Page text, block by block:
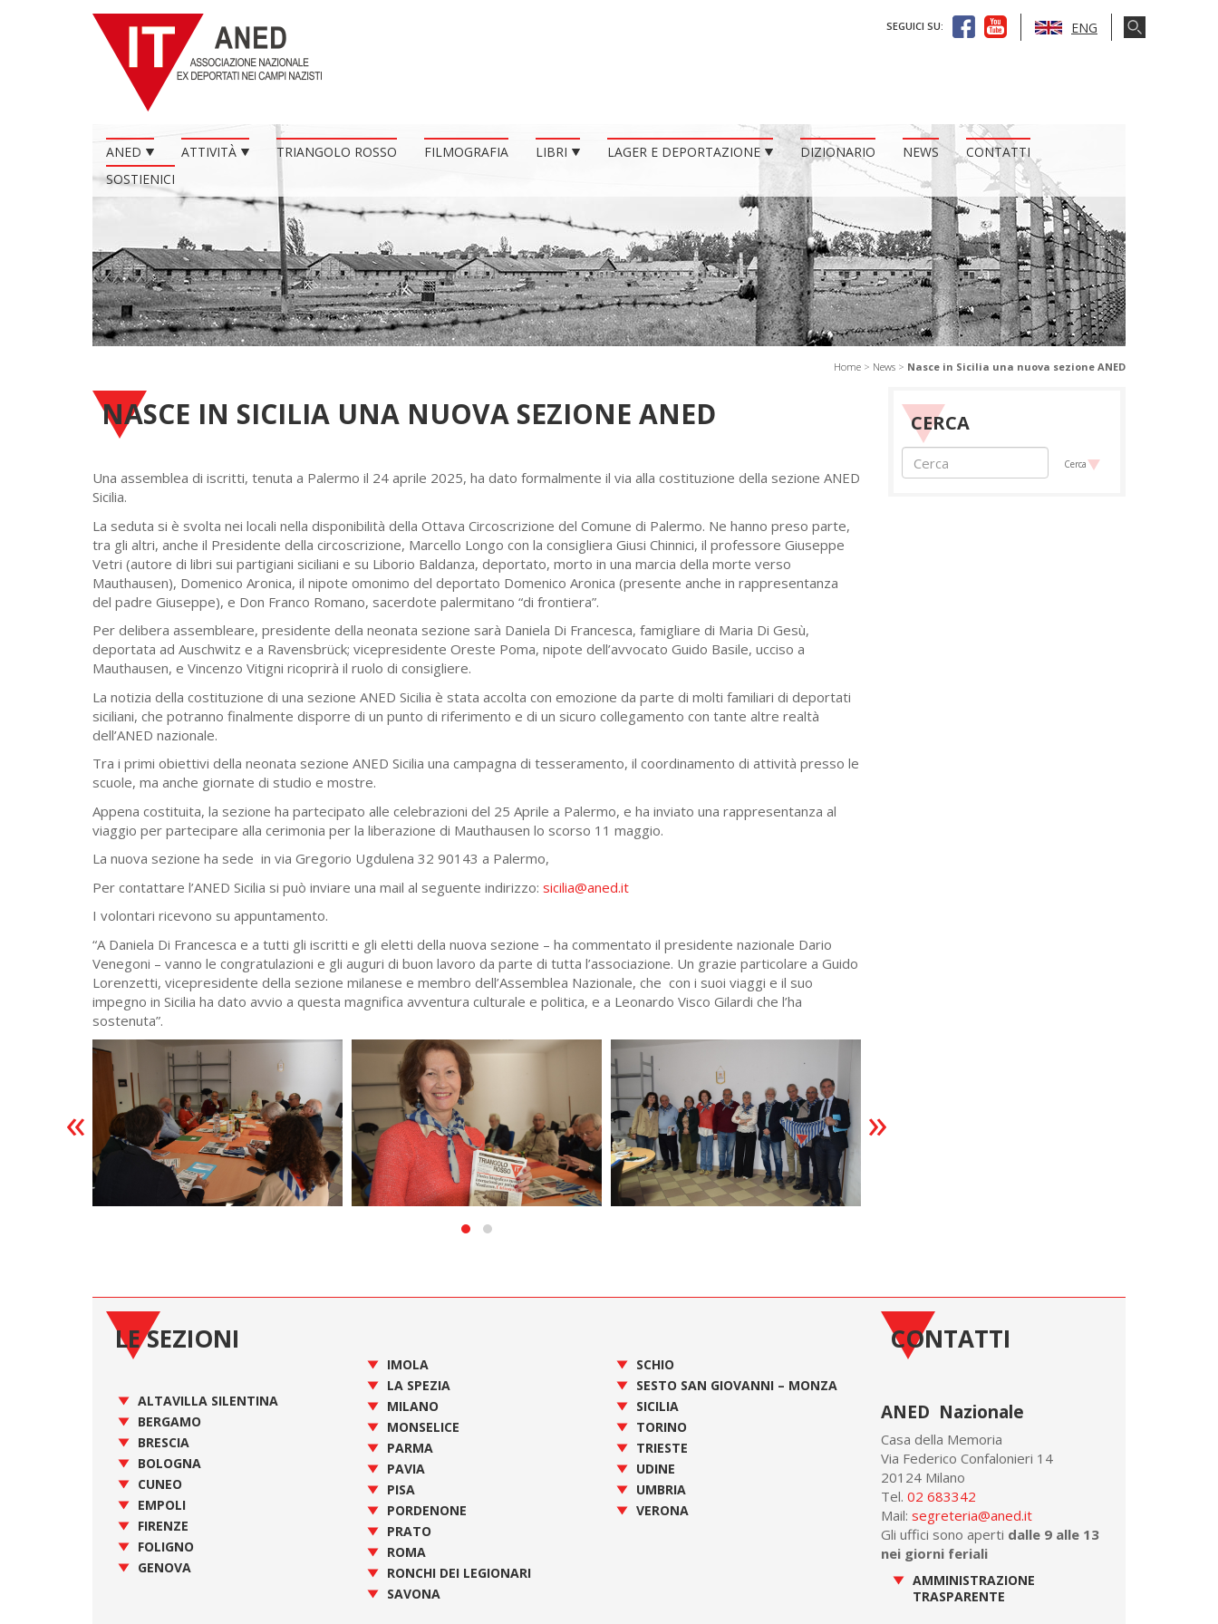
SEGUICI SU: ENG
ANED ATTIVITÀ TRIANGOLO ROSSO FILMOGRAFIA LIBRI LAGER E DEPORTAZIONE DIZIONARIO NEWS
CONTATTI
SOSTIENICI
Home > News > Nasce in Sicilia una nuova sezione ANED
NASCE IN SICILIA UNA NUOVA SEZIONE ANED
Una assemblea di iscritti, tenuta a Palermo il 24 aprile 2025, ha dato formalmente il via alla costituzione della sezione ANED
Sicilia.
La seduta si è svolta nei locali nella disponibilità della Ottava Circoscrizione del Comune di Palermo. Ne hanno preso parte,
tra gli altri, anche il Presidente della circoscrizione, Marcello Longo con la consigliera Giusi Chinnici, il professore Giuseppe
Vetri (autore di libri sui partigiani siciliani e su Liborio Baldanza, deportato, morto in una marcia della morte verso
Mauthausen), Domenico Aronica, il nipote omonimo del deportato Domenico Aronica (presente anche in rappresentanza
del padre Giuseppe), e Don Franco Romano, sacerdote palermitano “di frontiera”.
Per delibera assembleare, presidente della neonata sezione sarà Daniela Di Francesca, famigliare di Maria Di Gesù,
deportata ad Auschwitz e a Ravensbrück; vicepresidente Oreste Poma, nipote dell’avvocato Guido Basile, ucciso a
Mauthausen, e Vincenzo Vitigni ricoprirà il ruolo di consigliere.
La notizia della costituzione di una sezione ANED Sicilia è stata accolta con emozione da parte di molti familiari di deportati
siciliani, che potranno finalmente disporre di un punto di riferimento e di un sicuro collegamento con tante altre realtà
dell’ANED nazionale.
Tra i primi obiettivi della neonata sezione ANED Sicilia una campagna di tesseramento, il coordinamento di attività presso le
scuole, ma anche giornate di studio e mostre.
Appena costituita, la sezione ha partecipato alle celebrazioni del 25 Aprile a Palermo, e ha inviato una rappresentanza al
viaggio per partecipare alla cerimonia per la liberazione di Mauthausen lo scorso 11 maggio.
La nuova sezione ha sede in via Gregorio Ugdulena 32 90143 a Palermo,
Per contattare l’ANED Sicilia si può inviare una mail al seguente indirizzo: sicilia@aned.it
I volontari ricevono su appuntamento.
“A Daniela Di Francesca e a tutti gli iscritti e gli eletti della nuova sezione – ha commentato il presidente nazionale Dario
Venegoni – vanno le congratulazioni e gli auguri di buon lavoro da parte di tutta l’associazione. Un grazie particolare a Guido
Lorenzetti, vicepresidente della sezione milanese e membro dell’Assemblea Nazionale, che con i suoi viaggi e il suo
impegno in Sicilia ha dato avvio a questa magnifica avventura culturale e politica, e a Leonardo Visco Gilardi che l’ha
sostenuta”.
« »
CERCA
Cerca
LE SEZIONI
ALTAVILLA SILENTINA
BERGAMO
BRESCIA
BOLOGNA
CUNEO
EMPOLI
FIRENZE
FOLIGNO
GENOVA
IMOLA
LA SPEZIA
MILANO
MONSELICE
PARMA
PAVIA
PISA
PORDENONE
PRATO
ROMA
RONCHI DEI LEGIONARI
SAVONA
SCHIO
SESTO SAN GIOVANNI – MONZA
SICILIA
TORINO
TRIESTE
UDINE
UMBRIA
VERONA
CONTATTI
ANED Nazionale
Casa della Memoria
Via Federico Confalonieri 14
20124 Milano
Tel. 02 683342
Mail: segreteria@aned.it
Gli uffici sono aperti dalle 9 alle 13
nei giorni feriali
AMMINISTRAZIONE
TRASPARENTE